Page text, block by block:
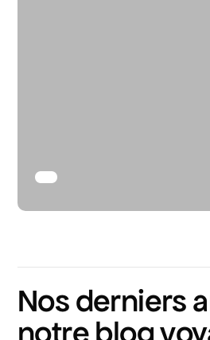
Nos derniers
notre blog